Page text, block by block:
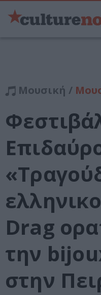
Μουσική /
Drag
την
στην